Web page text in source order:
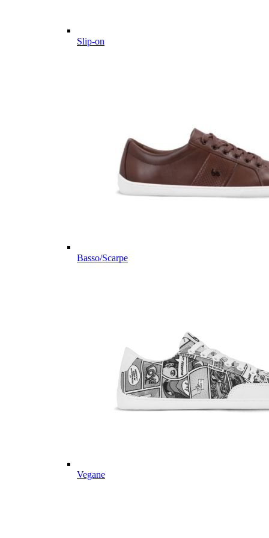
Slip-on
Basso/Scarpe
Vegane